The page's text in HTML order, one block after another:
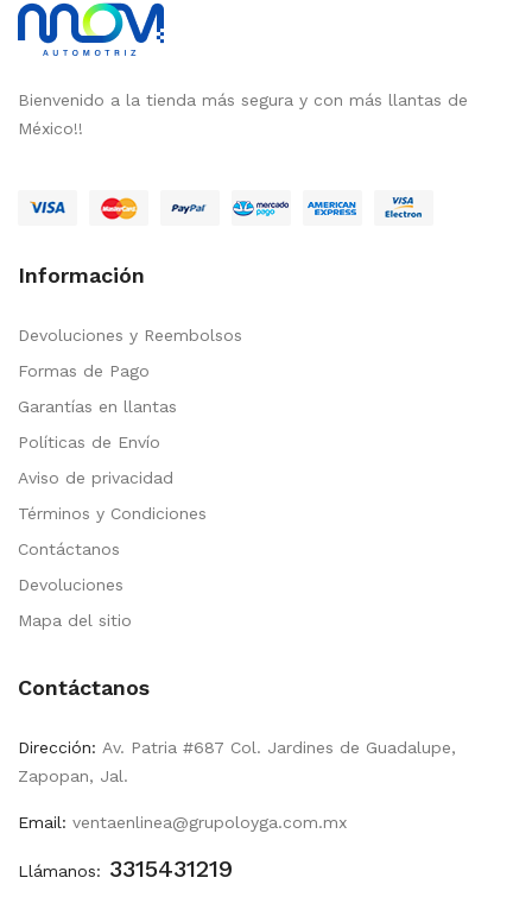
Bienvenido a la tienda más segura y con más llantas de
México!!
Información
Devoluciones y Reembolsos
Formas de Pago
Garantías en llantas
Políticas de Envío
Aviso de privacidad
Términos y Condiciones
Contáctanos
Devoluciones
Mapa del sitio
Contáctanos
Dirección: Av. Patria #687 Col. Jardines de Guadalupe,
Zapopan, Jal.
Email: ventaenlinea@grupoloyga.com.mx
Llámanos: 3315431219